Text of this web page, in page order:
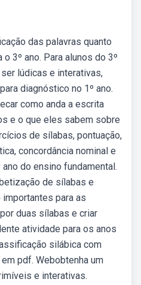
das palavras quanto
3º ano. Para alunos do 3º
lúdicas e interativas,
diagnóstico no 1º ano.
como anda a escrita
e o que eles sabem sobre
de sílabas, pontuação,
concordância nominal e
do ensino fundamental.
de sílabas e
para as
duas sílabas e criar
atividade para os anos
silábica com
pdf. Webobtenha um
e interativas.